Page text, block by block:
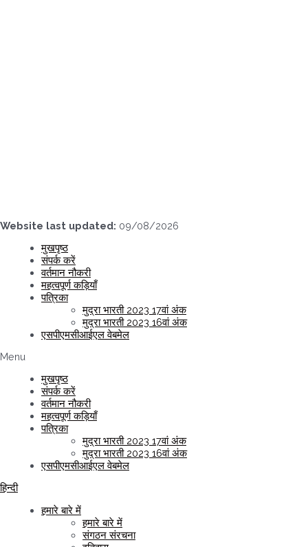
Website last updated: 09/08/2026
मुखपृष्ठ
संपर्क करें
वर्तमान नौकरी
महत्वपूर्ण कड़ियाँ
पत्रिका
मुद्रा भारती 2023 17वां अंक
मुद्रा भारती 2023 16वां अंक
एसपीएमसीआईएल वेबमेल
Menu
मुखपृष्ठ
संपर्क करें
वर्तमान नौकरी
महत्वपूर्ण कड़ियाँ
पत्रिका
मुद्रा भारती 2023 17वां अंक
मुद्रा भारती 2023 16वां अंक
एसपीएमसीआईएल वेबमेल
हिन्दी
हमारे बारे में
हमारे बारे में
संगठन संरचना